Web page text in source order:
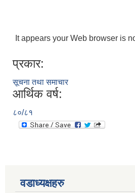
It appears your Web browser is
प्रकार:
सूचना तथा समाचार
आर्थिक वर्ष:
८०/८१
वडाध्यक्षहरु